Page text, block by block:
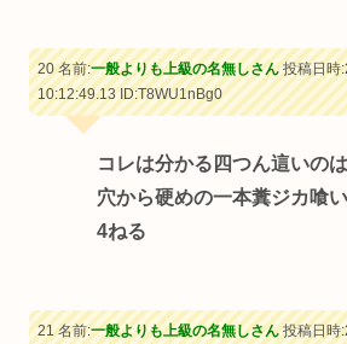
20 名前:一般よりも上級の名無しさん投稿日時
10:12:49.13ID:T8WU1nBg0
コレは分かる四つん這いの
穴から硬めの一本糞ジカ喰
4ねる
21 名前:一般よりも上級の名無しさん投稿日時